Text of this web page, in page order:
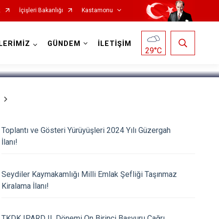
İçişleri Bakanlığı Kastamonu
Hanönü
Küre
GÜNDEM İLETİŞİM
29°C
Toplantı ve Gösteri Yürüyüşleri 2024 Yılı Güzergah
İlanı!
Seydiler Kaymakamlığı Milli Emlak Şefliği Taşınmaz
Kiralama İlanı!